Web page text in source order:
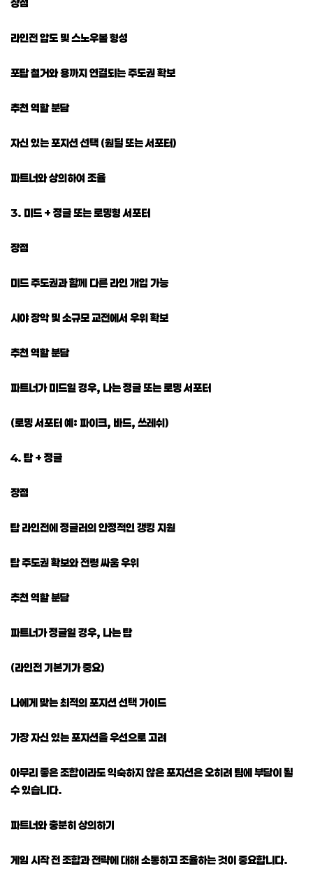
장점
라인전 압도 및 스노우볼 형성
포탑 철거와 용까지 연결되는 주도권 확보
추천 역할 분담
자신 있는 포지션 선택 (원딜 또는 서포터)
파트너와 상의하여 조율
3. 미드 + 정글 또는 로밍형 서포터
장점
미드 주도권과 함께 다른 라인 개입 가능
시야 장악 및 소규모 교전에서 우위 확보
추천 역할 분담
파트너가 미드일 경우, 나는 정글 또는 로밍 서포터
(로밍 서포터 예: 파이크, 바드, 쓰레쉬)
4. 탑 + 정글
장점
탑 라인전에 정글러의 안정적인 갱킹 지원
탑 주도권 확보와 전령 싸움 우위
추천 역할 분담
파트너가 정글일 경우, 나는 탑
(라인전 기본기가 중요)
나에게 맞는 최적의 포지션 선택 가이드
가장 자신 있는 포지션을 우선으로 고려
아무리 좋은 조합이라도 익숙하지 않은 포지션은 오히려 팀에 부담이 될
수 있습니다.
파트너와 충분히 상의하기
게임 시작 전 조합과 전략에 대해 소통하고 조율하는 것이 중요합니다.